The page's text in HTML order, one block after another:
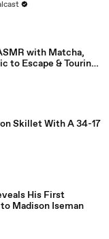
with Matcha,
to Escape & Touring
Skillet With A 34-17
His First
Madison Iseman